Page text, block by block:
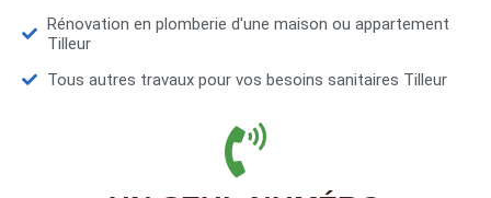
Rénovation en plomberie d'une maison ou appartement
Tilleur
Tous autres travaux pour vos besoins sanitaires Tilleur